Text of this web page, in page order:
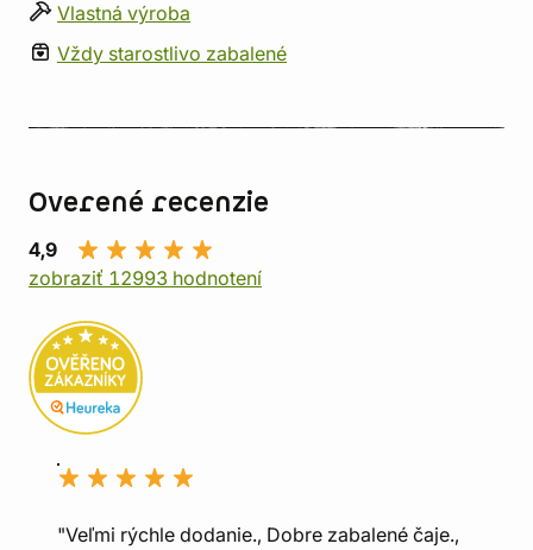
Vlastná výroba
Vždy starostlivo zabalené
Overené recenzie
4,9
zobraziť 12993 hodnotení
"Veľmi rýchle dodanie., Dobre zabalené čaje.,